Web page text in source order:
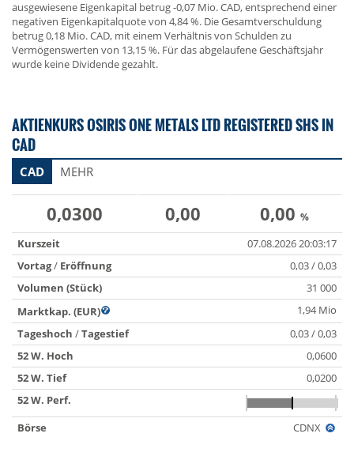
ausgewiesene Eigenkapital betrug -0,07 Mio. CAD, entsprechend einer
negativen Eigenkapitalquote von 4,84 %. Die Gesamtverschuldung
betrug 0,18 Mio. CAD, mit einem Verhältnis von Schulden zu
Vermögenswerten von 13,15 %. Für das abgelaufene Geschäftsjahr
wurde keine Dividende gezahlt.
AKTIENKURS OSIRIS ONE METALS LTD REGISTERED SHS IN
CAD
CAD MEHR
0,0300 0,00 0,00 %
Kurszeit
07.08.2026 20:03:17
Vortag/ Eröffnung
0,03 / 0,03
Volumen (Stück)
31 000
Marktkap. (EUR)
1,94 Mio
Tageshoch /Tagestief
0,03 / 0,03
52 W. Hoch
0,0600
52 W. Tief
0,0200
52 W. Perf.
Börse
CDNX